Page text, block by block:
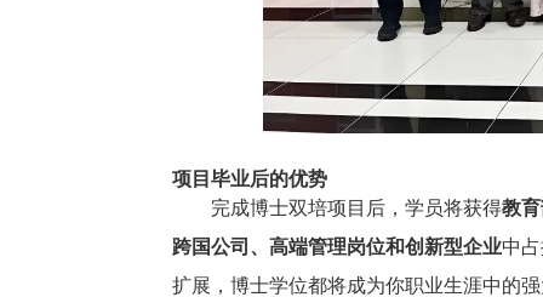
项目毕业后的优势
完成博士双培项目后，学员将获得教
跨国公司、高端管理岗位和创新型企业中
扩展，博士学位都将成为你职业生涯中的